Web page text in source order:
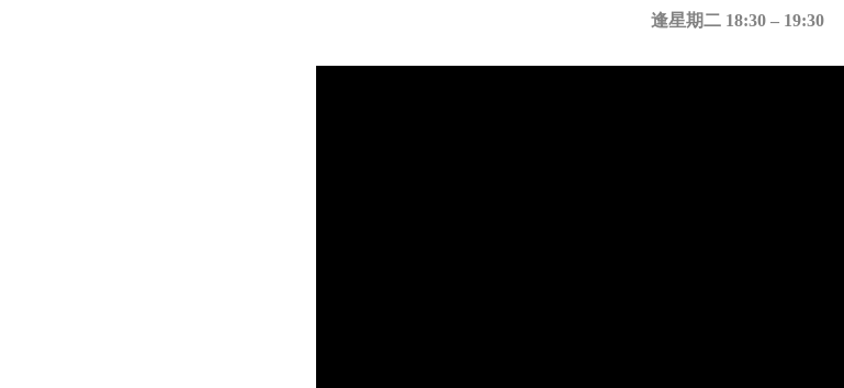
逢星期二 18:30 – 19:30